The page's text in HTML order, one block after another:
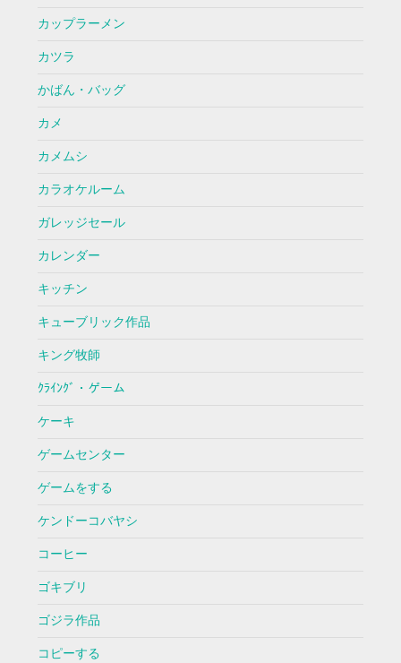
カップラーメン
カツラ
かばん・バッグ
カメ
カメムシ
カラオケルーム
ガレッジセール
カレンダー
キッチン
キューブリック作品
キング牧師
ｸﾗｲﾝｸﾞ・ゲーム
ケーキ
ゲームセンター
ゲームをする
ケンドーコバヤシ
コーヒー
ゴキブリ
ゴジラ作品
コピーする